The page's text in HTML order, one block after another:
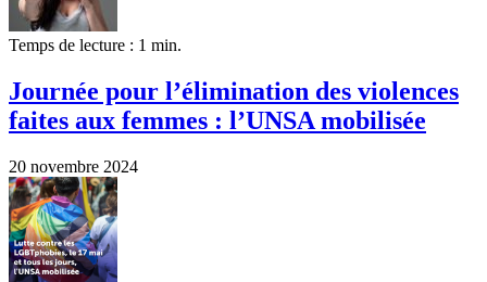
Temps de lecture : 1 min.
Journée pour l’élimination des violences
faites aux femmes : l’UNSA mobilisée
20 novembre 2024